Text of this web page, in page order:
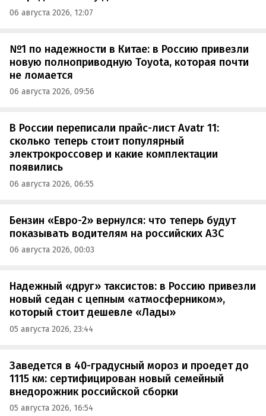
06 августа 2026, 12:07
№1 по надежности в Китае: в Россию привезли
новую полноприводную Toyota, которая почти
не ломается
06 августа 2026, 09:56
В России переписали прайс-лист Avatr 11:
сколько теперь стоит популярный
электрокроссовер и какие комплектации
появились
06 августа 2026, 06:55
Бензин «Евро-2» вернулся: что теперь будут
показывать водителям на российских АЗС
06 августа 2026, 00:03
Надежный «друг» таксистов: в Россию привезли
новый седан с цепным «атмосферником»,
который стоит дешевле «Лады»
05 августа 2026, 23:44
Заведется в 40-градусный мороз и проедет до
1115 км: сертифицирован новый семейный
внедорожник российской сборки
05 августа 2026, 16:54